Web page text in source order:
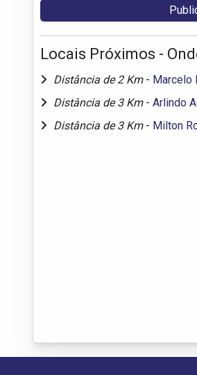
Locais Próximos -
Distância de 2 Km - Marcelo
Distância de 3 Km - Arlindo
Distância de 3 Km - Milton